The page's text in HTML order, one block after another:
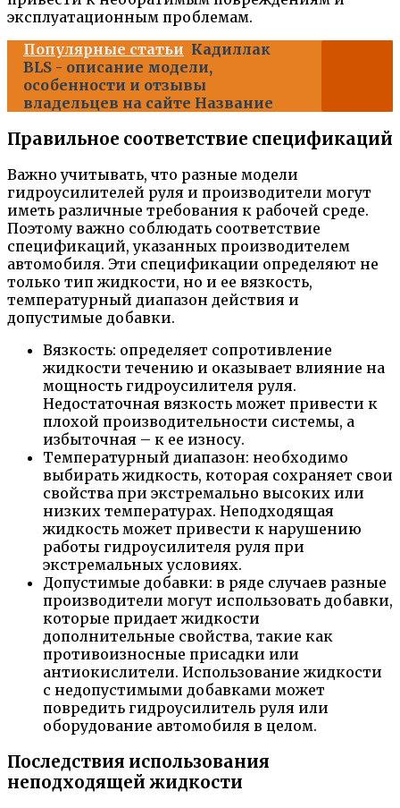
эксплуатационным проблемам.
Популярные статьи Кадиллак
BLS - описание модели,
особенности и отзывы
владельцев на сайте Название
Правильное соответствие спецификаций
Важно учитывать, что разные модели
гидроусилителей руля и производители могут
иметь различные требования к рабочей среде.
Поэтому важно соблюдать соответствие
спецификаций, указанных производителем
автомобиля. Эти спецификации определяют не
только тип жидкости, но и ее вязкость,
температурный диапазон действия и
допустимые добавки.
Вязкость: определяет сопротивление
жидкости течению и оказывает влияние на
мощность гидроусилителя руля.
Недостаточная вязкость может привести к
плохой производительности системы, а
избыточная – к ее износу.
Температурный диапазон: необходимо
выбирать жидкость, которая сохраняет свои
свойства при экстремально высоких или
низких температурах. Неподходящая
жидкость может привести к нарушению
работы гидроусилителя руля при
экстремальных условиях.
Допустимые добавки: в ряде случаев разные
производители могут использовать добавки,
которые придает жидкости
дополнительные свойства, такие как
противоизносные присадки или
антиокислители. Использование жидкости
с недопустимыми добавками может
повредить гидроусилитель руля или
оборудование автомобиля в целом.
Последствия использования
неподходящей жидкости